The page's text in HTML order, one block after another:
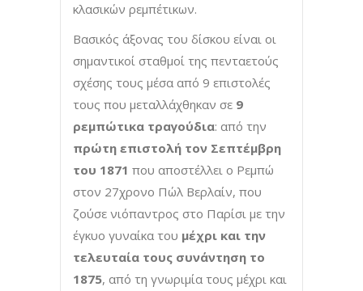
κλασικών ρεμπέτικων.
Βασικός άξονας του δίσκου είναι οι
σημαντικοί σταθμοί της πενταετούς
σχέσης τους μέσα από 9 επιστολές
τους που μεταλλάχθηκαν σε 9
ρεμπώτικα τραγούδια: από την
πρώτη επιστολή τον Σεπτέμβρη
του 1871 που αποστέλλει ο Ρεμπώ
στον 27χρονο Πώλ Βερλαίν, που
ζούσε νιόπαντρος στο Παρίσι με την
έγκυο γυναίκα του μέχρι και την
τελευταία τους συνάντηση το
1875, από τη γνωριμία τους μέχρι και